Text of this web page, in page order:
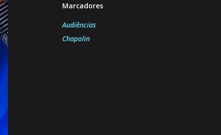
Marcadores
Audiências
Chapolin